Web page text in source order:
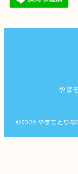
やま
©2026やまもとりな